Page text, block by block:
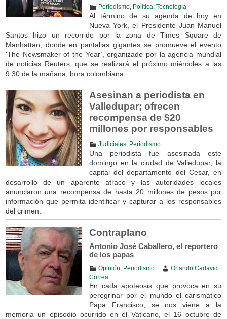
Periodismo, Política Tecnología
Al término de su agenda de hoy en
Nueva York, el Presidente Juan Manuel
Santos hizo un recorrido por la zona de Times Square de
Manhattan, donde en pantallas gigantes se promueve el evento
‘The Newsmaker of the Year’, organizado por la agencia mundial
de noticias Reuters, que se realizará el próximo miércoles a las
9:30 de la mañana, hora colombiana,
Asesinan a periodista en
Valledupar; ofrecen
recompensa de $20
millones por responsables
Judiciales, Periodismo
Una periodista fue asesinada este
domingo en la ciudad de Valledupar, la
capital del departamento del Cesar, en
desarrollo de un aparente atraco y las autoridades locales
anunciaron una recompensa de hasta 20 millones de pesos por
información que permita identificar y capturar a los responsables
del crimen.
Contraplano
Antonio José Caballero, el reportero
de los papas
Opinión Periodismo
Orlando Cadavid
Correa
En cada apoteosis que provoca en su
peregrinar por el mundo el carismático
Papa Francisco, se nos viene a la
memoria un episodio ocurrido en el Vaticano, el 16 octubre de